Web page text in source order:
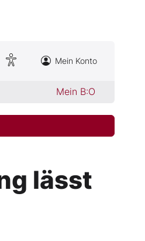
Mein Konto
Mein B:O
lässt